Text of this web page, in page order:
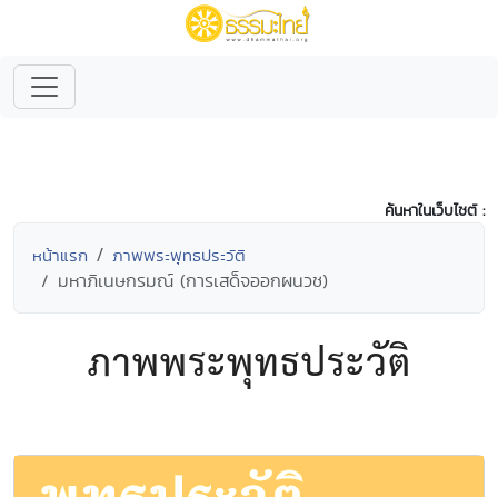
ค้นหาในเว็บไซต์ :
หน้าแรก ภาพพระพุทธประวัติ
มหาภิเนษกรมณ์ (การเสด็จออกผนวช)
ภาพพระพุทธประวัติ